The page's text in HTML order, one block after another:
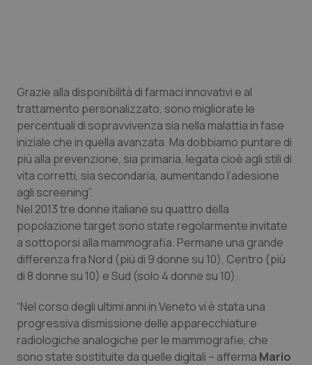
Sicilia
Toscana
Umbria
Valle D’Aosta
Veneto
Neuroscienze & patologie neurodegenerative
Obesità
Oftalmologia
Oncodermatologia
Oncoematologia
Oncologia & Nutrizione
Psoriasi & pelle
Quotidiano Cardiologia
Grazie alla disponibilità di farmaci innovativi e al
trattamento personalizzato, sono migliorate le
percentuali di sopravvivenza sia nella malattia in fase
iniziale che in quella avanzata. Ma dobbiamo puntare di
più alla prevenzione, sia primaria, legata cioè agli stili di
vita corretti, sia secondaria, aumentando l’adesione
agli screening”.
Nel 2013 tre donne italiane su quattro della
popolazione target sono state regolarmente invitate
a sottoporsi alla mammografia. Permane una grande
differenza fra Nord (più di 9 donne su 10), Centro (più
di 8 donne su 10) e Sud (solo 4 donne su 10).
“Nel corso degli ultimi anni in Veneto vi è stata una
progressiva dismissione delle apparecchiature
radiologiche analogiche per le mammografie, che
sono state sostituite da quelle digitali – afferma Mario